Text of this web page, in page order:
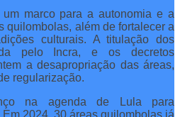
um marco para a autonomia e a
quilombolas, além de fortalecer a
culturais. A titulação dos
pelo Incra, e os decretos
a desapropriação das áreas,
regularização.
na agenda de Lula para